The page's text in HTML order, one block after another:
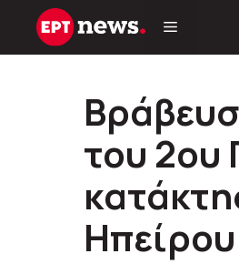
Μετάβαση
του 2ου
Ηπείρου